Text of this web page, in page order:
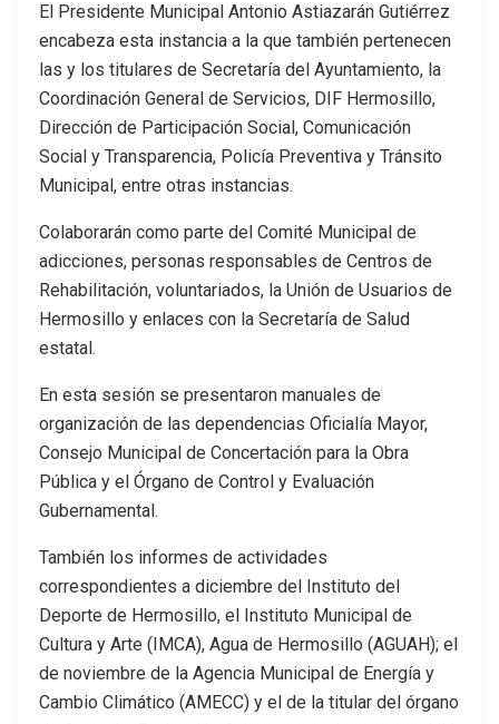
El Presidente Municipal Antonio Astiazarán Gutiérrez
encabeza esta instancia a la que también pertenecen
las y los titulares de Secretaría del Ayuntamiento, la
Coordinación General de Servicios, DIF Hermosillo,
Dirección de Participación Social, Comunicación
Social y Transparencia, Policía Preventiva y Tránsito
Municipal, entre otras instancias.
Colaborarán como parte del Comité Municipal de
adicciones, personas responsables de Centros de
Rehabilitación, voluntariados, la Unión de Usuarios de
Hermosillo y enlaces con la Secretaría de Salud
estatal.
En esta sesión se presentaron manuales de
organización de las dependencias Oficialía Mayor,
Consejo Municipal de Concertación para la Obra
Pública y el Órgano de Control y Evaluación
Gubernamental.
También los informes de actividades
correspondientes a diciembre del Instituto del
Deporte de Hermosillo, el Instituto Municipal de
Cultura y Arte (IMCA), Agua de Hermosillo (AGUAH); el
de noviembre de la Agencia Municipal de Energía y
Cambio Climático (AMECC) y el de la titular del órgano